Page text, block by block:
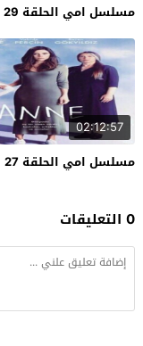
مسلسل امي الحلقة 29
02:12:57
مسلسل امي الحلقة 27
0 التعليقات